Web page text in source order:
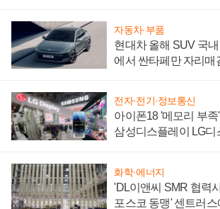
자동차·부품
현대차 올해 SUV 국
에서 싼타페만 자리매
전자·전기·정보통신
아이폰18 '메모리 부
삼성디스플레이 LG디
화학·에너지
'DL이앤씨 SMR 협력
포스코 동맹' 센트러